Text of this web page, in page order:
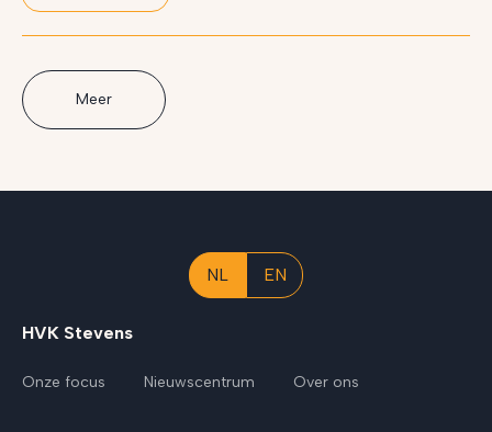
Meer
NL EN
HVK Stevens
Onze focus Nieuwscentrum Over ons